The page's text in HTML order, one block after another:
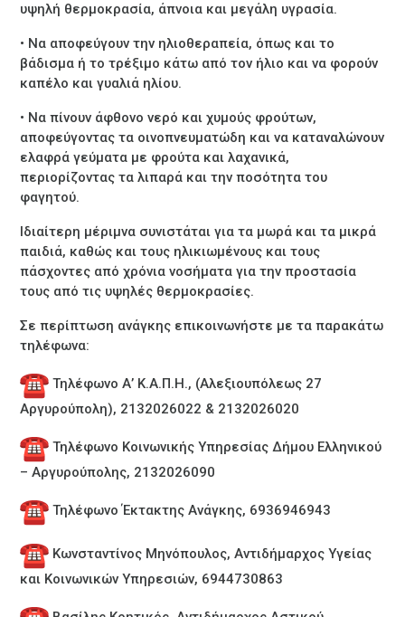
υψηλή θερμοκρασία, άπνοια και μεγάλη υγρασία.
• Να αποφεύγουν την ηλιοθεραπεία, όπως και το
βάδισμα ή το τρέξιμο κάτω από τον ήλιο και να φορούν
καπέλο και γυαλιά ηλίου.
• Να πίνουν άφθονο νερό και χυμούς φρούτων,
αποφεύγοντας τα οινοπνευματώδη και να καταναλώνουν
ελαφρά γεύματα με φρούτα και λαχανικά,
περιορίζοντας τα λιπαρά και την ποσότητα του
φαγητού.
Ιδιαίτερη μέριμνα συνιστάται για τα μωρά και τα μικρά
παιδιά, καθώς και τους ηλικιωμένους και τους
πάσχοντες από χρόνια νοσήματα για την προστασία
τους από τις υψηλές θερμοκρασίες.
Σε περίπτωση ανάγκης επικοινωνήστε με τα παρακάτω
τηλέφωνα:
Τηλέφωνο Α’ Κ.Α.Π.Η., (Αλεξιουπόλεως 27
Αργυρούπολη), 2132026022 & 2132026020
Τηλέφωνο Κοινωνικής Υπηρεσίας Δήμου Ελληνικού
– Αργυρούπολης, 2132026090
Τηλέφωνο Έκτακτης Ανάγκης, 6936946943
Κωνσταντίνος Μηνόπουλος, Αντιδήμαρχος Υγείας
και Κοινωνικών Υπηρεσιών, 6944730863